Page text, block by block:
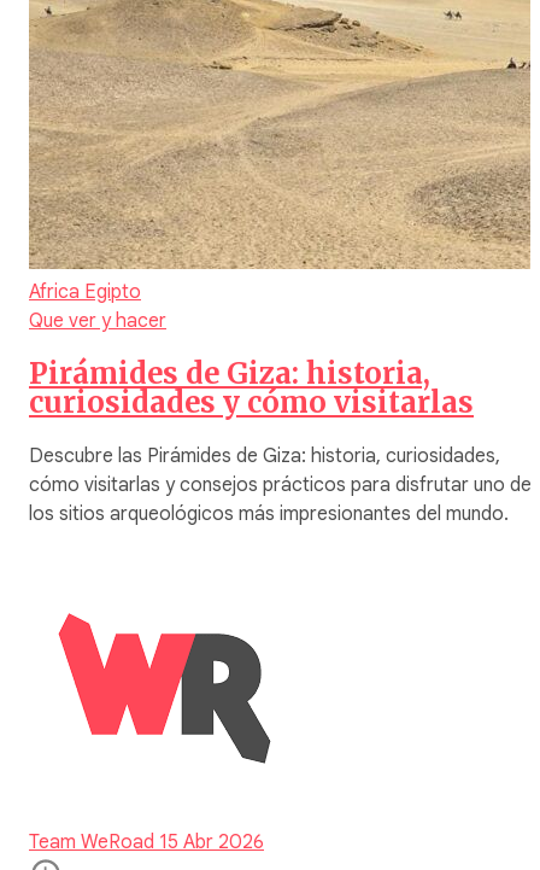
Africa Egipto
Que ver y hacer
Pirámides de Giza: historia,
curiosidades y cómo visitarlas
Descubre las Pirámides de Giza: historia, curiosidades,
cómo visitarlas y consejos prácticos para disfrutar uno de
los sitios arqueológicos más impresionantes del mundo.
Team WeRoad 15 Abr 2026